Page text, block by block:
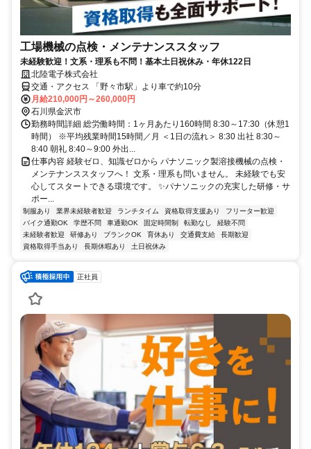
工場機械の点検・メンテナンススタッフ
未経験歓迎！文系・理系も不問！基本土日祝休み・年休122日
北陸電子株式会社
交通・アクセス 「野々市駅」より⾞で約10分
月給210,000円～260,000円
石川県金沢市
勤務時間詳細 総労働時間：1ヶ月あたり160時間 8:30～17:30（休憩1
時間） ※平均残業時間15時間／月 ＜1日の流れ＞ 8:30 出社 8:30～
8:40 朝礼 8:40～9:00 外出...
仕事内容 経験ゼロ、知識ゼロから パナソニック製溶接機械の点検・
メンテナンススタッフへ！ 文系・理系も問いません。 未経験でも安
心してスタートできる環境です。 ✨パナソニックの充実した研修・サ
ポー...
制服あり 業界未経験者歓迎 ランチタイム 資格取得支援あり
フリーター歓迎
バイク通勤OK
学歴不問 車通勤OK 固定時間制 転勤なし
経験不問
未経験者歓迎
研修あり ブランクOK 育休あり 交通費支給
長期歓迎
資格取得手当あり
長期休暇あり 土日祝休み
正社員